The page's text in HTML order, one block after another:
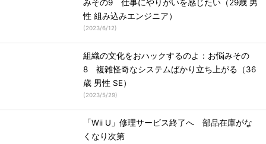
みその9 仕事にやりがいを感じたい（29歳 男
性 組み込みエンジニア）
(2023/6/12)
組織の文化をおハックするのよ：お悩みその
8 複雑怪奇なシステムばかり立ち上がる（36
歳 男性 SE）
(2023/5/29)
「Wii U」修理サービス終了へ 部品在庫がな
くなり次第